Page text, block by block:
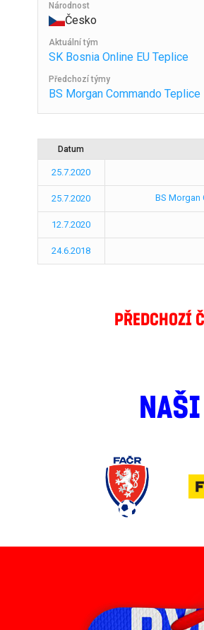
Národnost
Česko
Aktuální tým
SK Bosnia Online EU Teplice
Předchozí týmy
BS Morgan Commando Teplice
Datum
25.7.2020
25.7.2020 BS Morgan
12.7.2020
24.6.2018
PŘEDCHOZÍ